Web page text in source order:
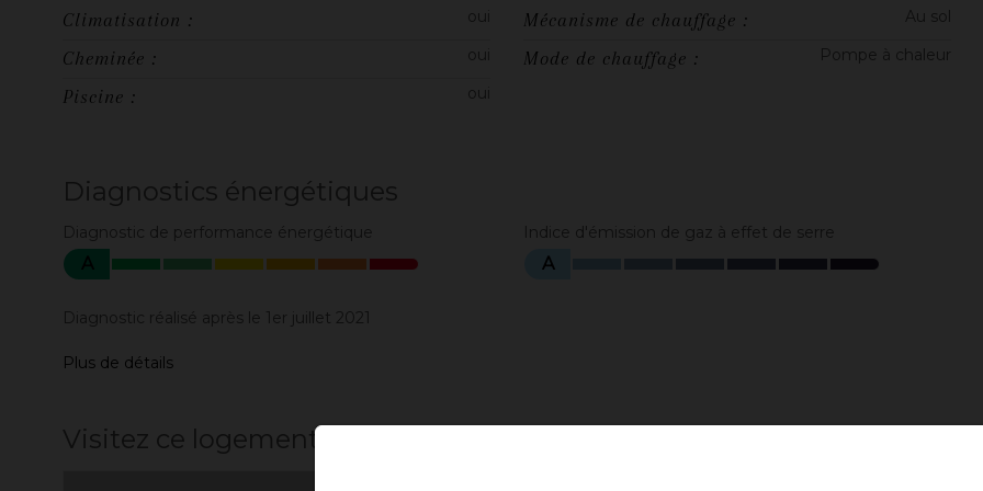
Climatisation : oui
Cheminée : oui
Piscine : oui
Mécanisme de chauffage : Au sol
Mode de chauffage : Pompe à chaleur
Diagnostics énergétiques
Diagnostic de performance énergétique
A
Diagnostic réalisé après le 1er juillet 2021
Indice d'émission de gaz à effet de serre
A
Plus de détails
Visitez ce logement